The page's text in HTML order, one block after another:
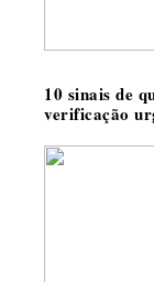
10 sinais de
verificação